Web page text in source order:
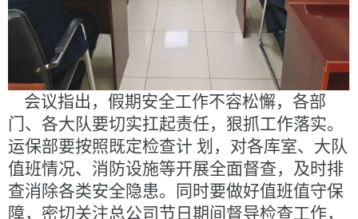
会议指出，假期安全工作不容松懈，各部
门、各大队要切实扛起责任，狠抓工作落实。
运保部要按照既定检查计 划，对各库室、大队
值班情况、消防设施等开展全面督查，及时排
查消除各类安全隐患。同时要做好值班值守保
障，密切关注总公司节日期间督导检查工作，